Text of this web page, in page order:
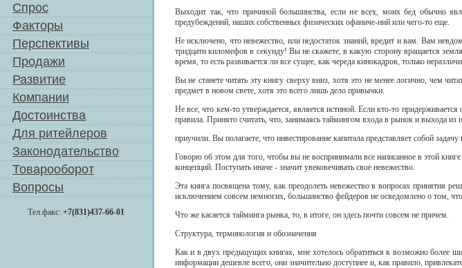
Спрос
Факторы
Перспективы
Продажи
Развитие
Компании
Достоинства
Для ритейлеров
Законодательство
Товарооборот
Вопросы
Тел.факс: +7(831)437-66-01
Выходит так, что причиной большинства, если не всех, моих бед обычно
предубеждений, наших собственных физических офаниче-ний или чего-то еще.
Не исключено, что невежество, или недостаток знаний, вредит и вам. Вам
тридцати киломефов в секунду! Вы не скажете, в какую сторону вращается
время, то есть развивается ли все сущее, как череда кинокадров, только
Вы не станете читать эту книгу сверху вниз, хотя это не менее логично, чем
предмет в новом свете, хотя это всего лишь дело привычки.
Не все, что кем-то утверждается, является истиной. Если кто-то
правила. Принято считать, что, занимаясь таймингом входа в рынок и выхода
приучили. Вы полагаете, что инвестирование капитала представляет собой
Говорю об этом для того, чтобы вы не воспринимали все написанное в этой
концепций. Поступать иначе - значит увековечивать свое невежество.
Эта книга посвящена тому, как преодолеть невежество в вопросах принятия
исключением совсем немногих, большинство фейдеров не осведомлено о том,
Что же касается тайминга рынка, то, в итоге, он здесь почти совсем не причем.
Структура, терминология и обозначения
Как и в двух предьщущих книгах, мне хотелось обратиться к возможно более
информации дешевле всего, они значительно доступнее и, как правило,